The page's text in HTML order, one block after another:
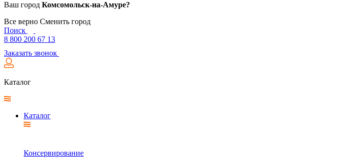
Ваш город Комсомольск-на-Амуре?
Все верно Сменить город
Поиск
8 800 200 67 13
Заказать звонок
Каталог
Каталог
Консервирование